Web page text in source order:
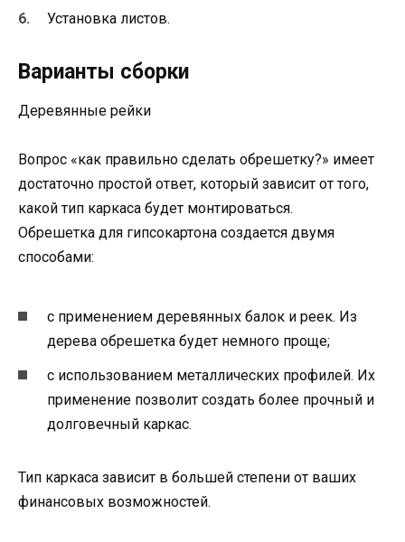
Установка листов.
Варианты сборки
Деревянные рейки
Вопрос «как правильно сделать обрешетку?» имеет
достаточно простой ответ, который зависит от того,
какой тип каркаса будет монтироваться.
Обрешетка для гипсокартона создается двумя
способами:
с применением деревянных балок и реек. Из
дерева обрешетка будет немного проще;
с использованием металлических профилей. Их
применение позволит создать более прочный и
долговечный каркас.
Тип каркаса зависит в большей степени от ваших
финансовых возможностей.